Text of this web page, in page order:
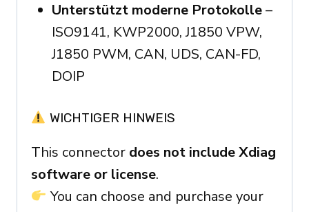
Unterstützt moderne Protokolle–
ISO9141, KWP2000, J1850 VPW,
J1850 PWM, CAN, UDS, CAN-FD,
DOIP
WICHTIGER HINWEIS
This connector does not include Xdiag
software or license.
You can choose and purchase your